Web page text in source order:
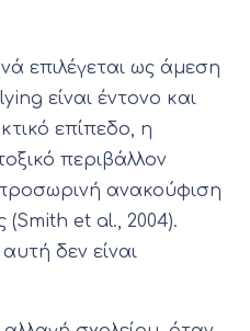
επιλέγεται ως άμεση
είναι έντονο και
επίπεδο, η
περιβάλλον
ανακούφιση
(Smith et al., 2004).
δεν είναι